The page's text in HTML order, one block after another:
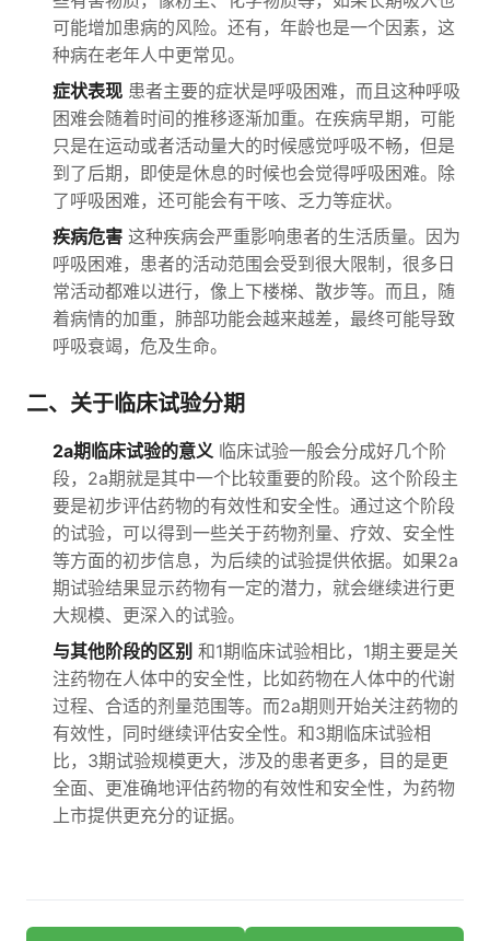
可能增加患病的风险。还有，年龄也是一个因素，这
种病在老年人中更常见。
症状表现 患者主要的症状是呼吸困难，而且这种呼吸
困难会随着时间的推移逐渐加重。在疾病早期，可能
只是在运动或者活动量大的时候感觉呼吸不畅，但是
到了后期，即使是休息的时候也会觉得呼吸困难。除
了呼吸困难，还可能会有干咳、乏力等症状。
疾病危害 这种疾病会严重影响患者的生活质量。因为
呼吸困难，患者的活动范围会受到很大限制，很多日
常活动都难以进行，像上下楼梯、散步等。而且，随
着病情的加重，肺部功能会越来越差，最终可能导致
呼吸衰竭，危及生命。
二、关于临床试验分期
2a期临床试验的意义 临床试验一般会分成好几个阶
段，2a期就是其中一个比较重要的阶段。这个阶段主
要是初步评估药物的有效性和安全性。通过这个阶段
的试验，可以得到一些关于药物剂量、疗效、安全性
等方面的初步信息，为后续的试验提供依据。如果2a
期试验结果显示药物有一定的潜力，就会继续进行更
大规模、更深入的试验。
与其他阶段的区别 和1期临床试验相比，1期主要是关
注药物在人体中的安全性，比如药物在人体中的代谢
过程、合适的剂量范围等。而2a期则开始关注药物的
有效性，同时继续评估安全性。和3期临床试验相
比，3期试验规模更大，涉及的患者更多，目的是更
全面、更准确地评估药物的有效性和安全性，为药物
上市提供更充分的证据。